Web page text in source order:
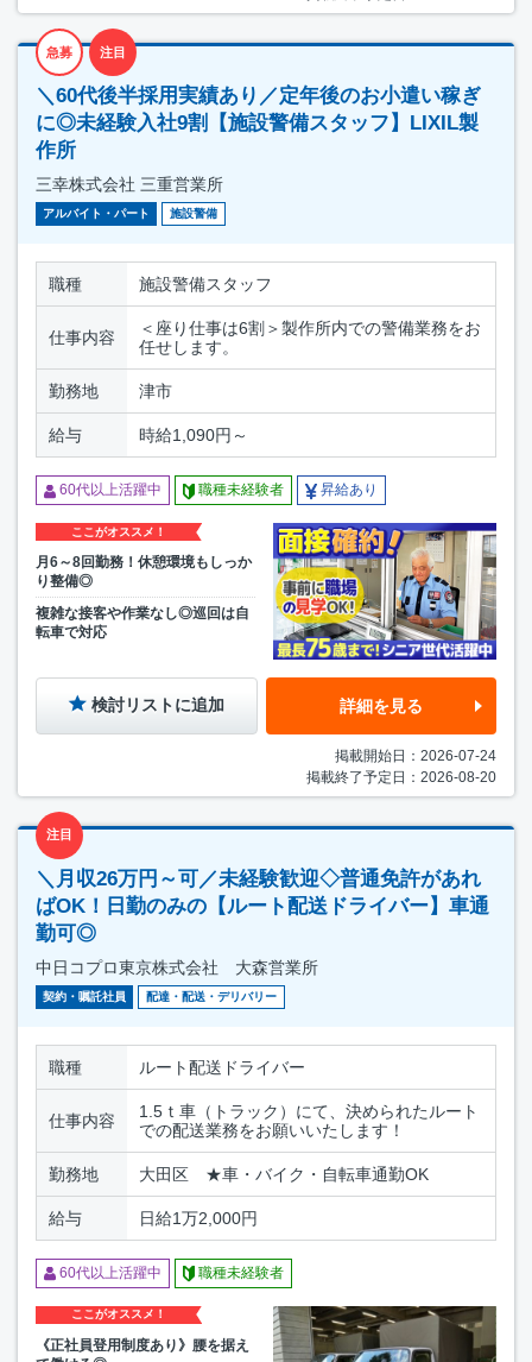
急募 注目
＼60代後半採用実績あり／定年後のお小遣い稼ぎ
に◎未経験入社9割【施設警備スタッフ】LIXIL製
作所
三幸株式会社 三重営業所
アルバイト・パート 施設警備
職種 施設警備スタッフ
仕事内容
＜座り仕事は6割＞製作所内での警備業務をお
任せします。
勤務地 津市
給与 時給1,090円～
60代以上活躍中 職種未経験者 昇給あり
ここがオススメ！
月6～8回勤務！休憩環境もしっか
り整備◎
複雑な接客や作業なし◎巡回は自
転車で対応
検討リストに追加 詳細を見る
掲載開始日：2026-07-24
掲載終了予定日：2026-08-20
注目
＼月収26万円～可／未経験歓迎◇普通免許があれ
ばOK！日勤のみの【ルート配送ドライバー】車通
勤可◎
中日コプロ東京株式会社 大森営業所
契約・嘱託社員 配達・配送・デリバリー
職種 ルート配送ドライバー
仕事内容
1.5ｔ車（トラック）にて、決められたルート
での配送業務をお願いいたします！
勤務地 大田区 ★車・バイク・自転車通勤OK
給与 日給1万2,000円
60代以上活躍中 職種未経験者
ここがオススメ！
《正社員登用制度あり》腰を据え